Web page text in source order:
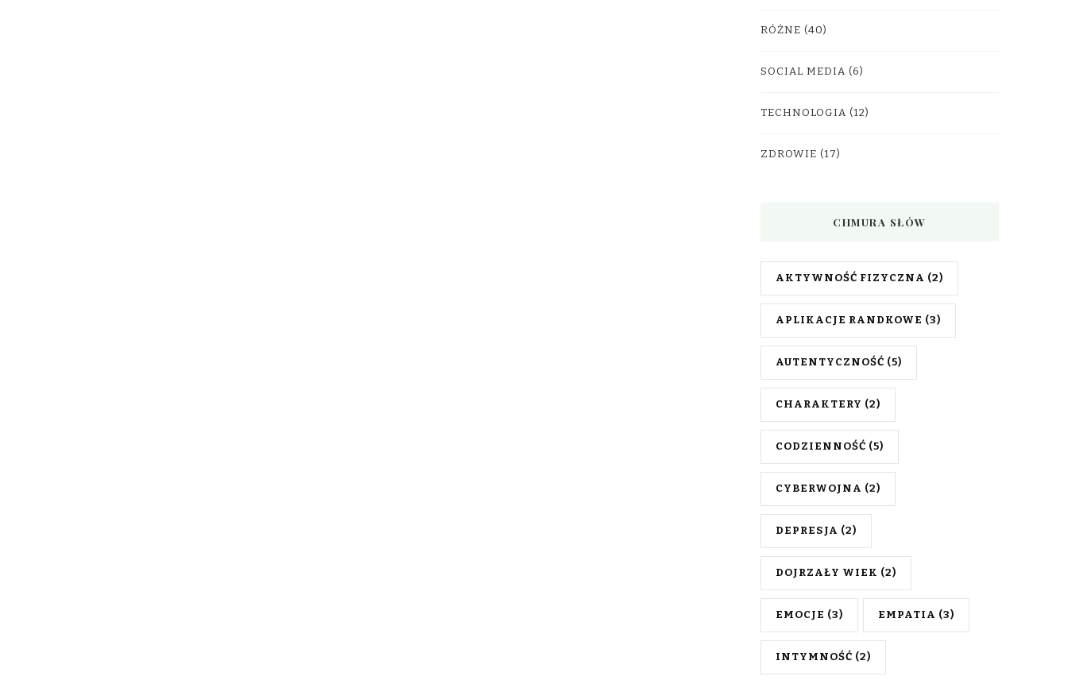
RÓŻNE (40)
SOCIAL MEDIA (6)
TECHNOLOGIA (12)
ZDROWIE (17)
CHMURA SŁÓW
AKTYWNOŚĆ FIZYCZNA (2)
APLIKACJE RANDKOWE (3)
AUTENTYCZNOŚĆ (5)
CHARAKTERY (2)
CODZIENNOŚĆ (5)
CYBERWOJNA (2)
DEPRESJA (2)
DOJRZAŁY WIEK (2)
EMOCJE (3) EMPATIA (3)
INTYMNOŚĆ (2)